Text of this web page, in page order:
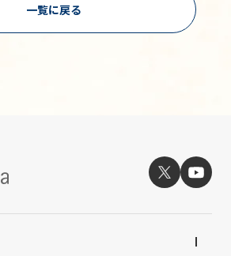
一覧に戻る